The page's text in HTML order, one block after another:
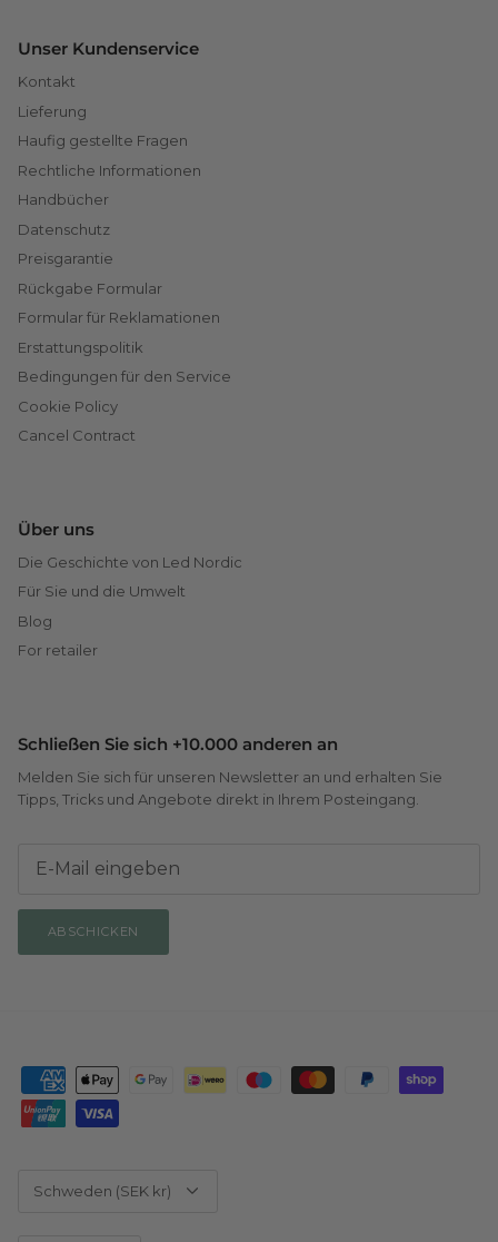
Unser Kundenservice
Kontakt
Lieferung
Haufig gestellte Fragen
Rechtliche Informationen
Handbücher
Datenschutz
Preisgarantie
Rückgabe Formular
Formular für Reklamationen
Erstattungspolitik
Bedingungen für den Service
Cookie Policy
Cancel Contract
Über uns
Die Geschichte von Led Nordic
Für Sie und die Umwelt
Blog
For retailer
Schließen Sie sich +10.000 anderen an
Melden Sie sich für unseren Newsletter an und erhalten Sie
Tipps, Tricks und Angebote direkt in Ihrem Posteingang.
ABSCHICKEN
Schweden (SEK kr)